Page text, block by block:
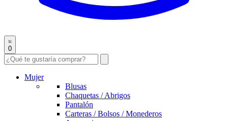
0
Mujer
Blusas
Chaquetas / Abrigos
Pantalón
Carteras / Bolsos / Monederos